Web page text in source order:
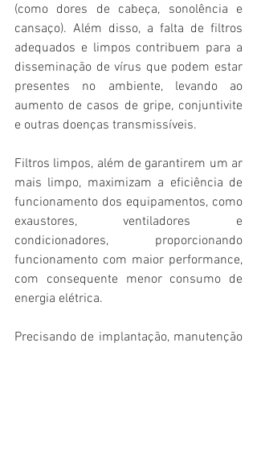
(como dores de cabeça, sonolência e
cansaço). Além disso, a falta de filtros
adequados e limpos contribuem para a
disseminação de vírus que podem estar
presentes no ambiente, levando ao
aumento de casos de gripe, conjuntivite
e outras doenças transmissíveis.
Filtros limpos, além de garantirem um ar
mais limpo, maximizam a eficiência de
funcionamento dos equipamentos, como
exaustores, ventiladores e
condicionadores, proporcionando
funcionamento com maior performance,
com consequente menor consumo de
energia elétrica.
Precisando de implantação, manutenção